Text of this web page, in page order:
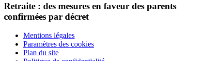
Retraite : des mesures en faveur des parents
confirmées par décret
Mentions légales
Paramètres des cookies
Plan du site